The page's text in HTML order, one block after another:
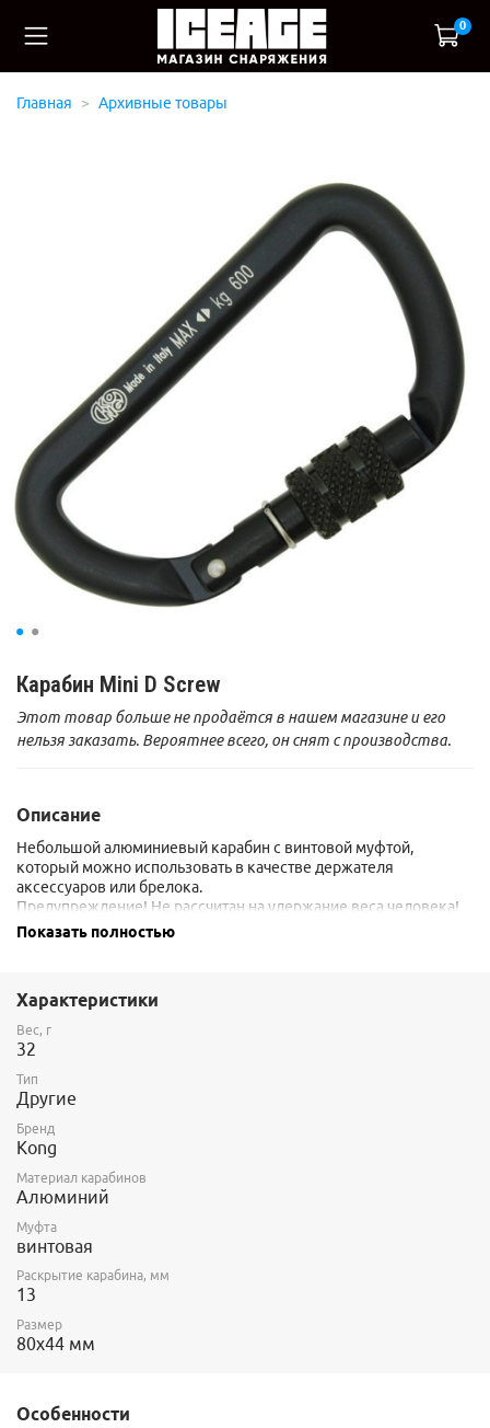
0
Главная Архивные товары
Карабин Mini D Screw
Этот товар больше не продаётся в нашем магазине и его
нельзя заказать. Вероятнее всего, он снят с производства.
Описание
Небольшой алюминиевый карабин с винтовой муфтой,
который можно использовать в качестве держателя
аксессуаров или брелока.
Предупреждение! Не рассчитан на удержание веса человека!
Доступна версия спрямой защелкой
Показать полностью
Характеристики
Вес, г
32
Тип
Другие
Бренд
Kong
Материал карабинов
Алюминий
Муфта
винтовая
Раскрытие карабина, мм
13
Размер
80х44 мм
Особенности